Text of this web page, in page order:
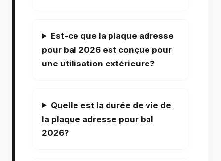
Est-ce que la plaque adresse
pour bal 2026 est conçue pour
une utilisation extérieure?
Quelle est la durée de vie de
la plaque adresse pour bal
2026?